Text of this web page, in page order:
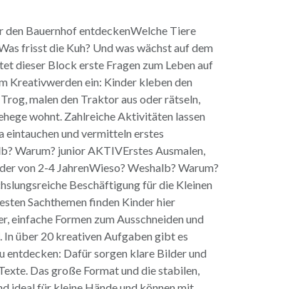
den Bauernhof entdeckenWelche Tiere
frisst die Kuh? Und was wächst auf dem
dieser Block erste Fragen zum Leben auf
Kreativwerden ein: Kinder kleben den
malen den Traktor aus oder rätseln,
wohnt. Zahlreiche Aktivitäten lassen
eintauchen und vermitteln erstes
Warum? junior AKTIVErstes Ausmalen,
von 2-4 JahrenWieso? Weshalb? Warum?
Beschäftigung für die Kleinen
Sachthemen finden Kinder hier
einfache Formen zum Ausschneiden und
In über 20 kreativen Aufgaben gibt es
entdecken: Dafür sorgen klare Bilder und
Das große Format und die stabilen,